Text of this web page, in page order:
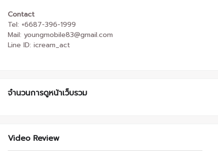
Contact
Tel: +6687-396-1999
Mail: youngmobile83@gmail.com
Line ID: icream_act
จำนวนการดูหน้าเว็บรวม
Video Review